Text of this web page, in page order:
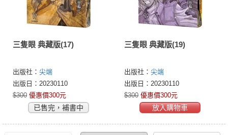
三隻眼 典藏版(17)
出版社： 尖端
出版日：20230110
$300 優惠價300元
已售完，補書中
三隻眼 典藏版(19)
出版社： 尖端
出版日：20230110
$300 優惠價300元
放入購物車